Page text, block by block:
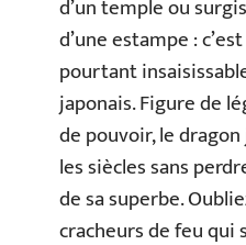
d’un temple ou
d’une estampe :
pourtant
japonais. Figure de
de pouvoir, le
les siècles sans
de sa superbe.
cracheurs de feu qui